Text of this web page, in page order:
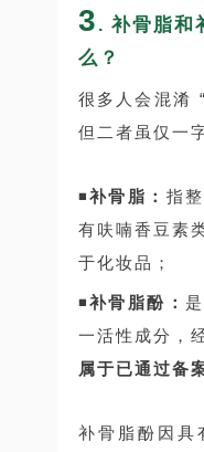
3 . 补骨脂和
么？
很多人会混淆
但二者虽仅一
◾补骨脂： 指
有呋喃香豆素
于化妆品；
◾补骨脂酚：
一活性成分，
属于已通过备
补骨脂酚因具